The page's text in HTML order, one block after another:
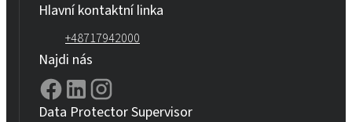
Hlavní kontaktní linka
+48717942000
Najdi nás
Data Protector Supervisor